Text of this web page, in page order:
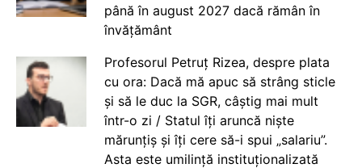
până în august 2027 dacă rămân în
învățământ
Profesorul Petruț Rizea, despre plata
cu ora: Dacă mă apuc să strâng sticle
și să le duc la SGR, câștig mai mult
într-o zi / Statul îți aruncă niște
mărunțiș și îți cere să-i spui „salariu”.
Asta este umilință instituționalizată